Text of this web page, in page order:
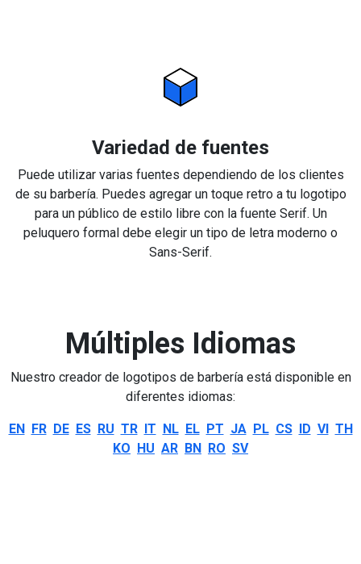
Variedad de fuentes
Puede utilizar varias fuentes dependiendo de los clientes
de su barbería. Puedes agregar un toque retro a tu logotipo
para un público de estilo libre con la fuente Serif. Un
peluquero formal debe elegir un tipo de letra moderno o
Sans-Serif.
Múltiples Idiomas
Nuestro creador de logotipos de barbería está disponible en
diferentes idiomas:
EN FR DE ES RU TR IT NL EL PT JA PL CS ID VI TH
KO HU AR BN RO SV